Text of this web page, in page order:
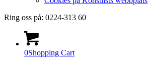
Ring oss på: 0224-313 60
0Shopping Cart